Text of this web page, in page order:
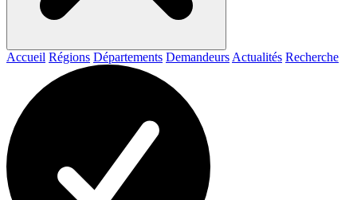
Accueil Régions Départements Demandeurs Actualités Recherche